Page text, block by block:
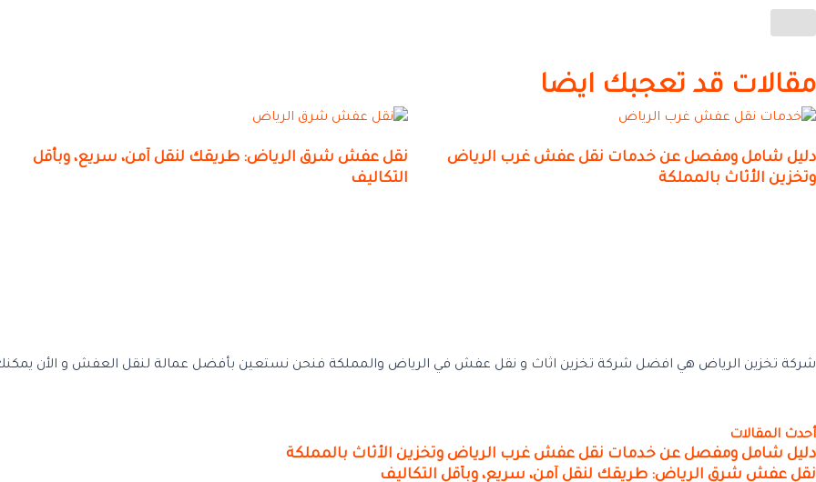
مقالات قد تعجبك ايضا
دليل شامل ومفصل عن خدمات نقل عفش غرب الرياض
وتخزين الأثاث بالمملكة
نقل عفش شرق الرياض: طريقك لنقل آمن، سريع، وبأقل
التكاليف
شركة تخزين الرياض هي افضل شركة تخزين اثاث و نقل عفش في الرياض والمملكة فنحن نستعين بأفضل عمالة لنقل العفش و الأن
أحدث المقالات
دليل شامل ومفصل عن خدمات نقل عفش غرب الرياض وتخزين الأثاث بالمملكة
نقل عفش شرق الرياض: طريقك لنقل آمن، سريع، وبأقل التكاليف